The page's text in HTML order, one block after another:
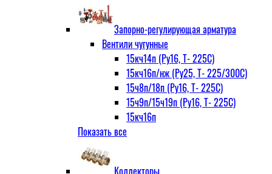
Запорно-регулирующая арматура
Вентили чугунные
15кч14п (Ру16, Т- 225С)
15кч16п/нж (Ру25, Т- 225/300С)
15ч8п/18п (Ру16, Т- 225С)
15ч9п/15ч19п (Ру16, Т- 225С)
15кч16п
Показать все
Коллекторы